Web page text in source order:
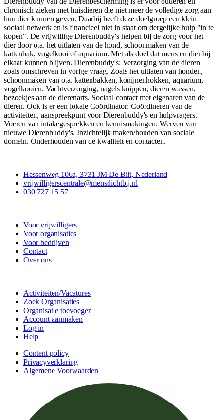
chronisch zieken met huisdieren die niet meer de volledige zorg aan
hun dier kunnen geven. Daarbij heeft deze doelgroep een klein
sociaal netwerk en is financieel niet in staat om dergelijke hulp "in te
kopen". De vrijwillige Dierenbuddy's helpen bij de zorg voor het
dier door o.a. het uitlaten van de hond, schoonmaken van de
kattenbak, vogelkooi of aquarium. Met als doel dat mens en dier bij
elkaar kunnen blijven. Dierenbuddy's: Verzorging van de dieren
zoals omschreven in vorige vraag. Zoals het uitlaten van honden,
schoonmaken van o.a. kattenbakken, konijnenhokken, aquarium,
vogelkooien. Vachtverzorging, nagels knippen, dieren wassen,
bezoekjes aan de dierenarts. Sociaal contact met eigenaren van de
dieren. Ook is er een lokale Coördinator: Coördineren van de
activiteiten, aanspreekpunt voor Dierenbuddy's en hulpvragers.
Voeren van intakegesprekken en kennismakingen. Werven van
nieuwe Dierenbuddy's. Inzichtelijk maken/houden van sociale
domein. Onderhouden van de kwaliteit en contacten.
Hessenweg 106a, 3731 JM De Bilt, Nederland
vrijwilligerscentrale@mensdichtbij.nl
030 727 15 57
Voor vrijwilligers
Voor organisaties
Voor bedrijven
Contact
Over ons
Activiteiten/Vacatures
Zoek Organisaties
Organisatie toevoegen
Account aanmaken
Log in
Help
Content policy
Privacyverklaring
Algemene Voorwaarden